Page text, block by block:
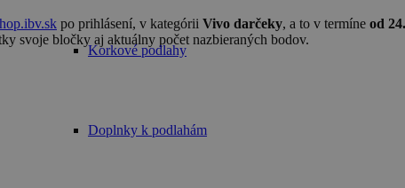
Korkové podlahy
Doplnky k podlahám
po prihlásení, v kategórii Vivo darčeky, a to v termíne od
svoje bločky aj aktuálny počet nazbieraných bodov.